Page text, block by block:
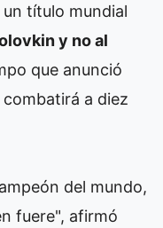
título mundial
y no al
que anunció
a diez
del mundo,
fuere", afirmó